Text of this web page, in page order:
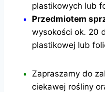
plastikowych lub
Przedmiotem
wysokości ok. 20
plastikowej lub
Zapraszamy do
ciekawej rośliny